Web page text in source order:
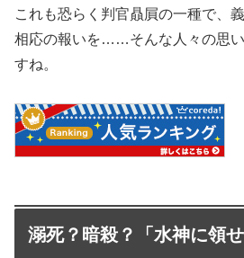
これも恐らく判官贔屓の一種で、
相応の報いを……そんな人々の思
すね。
溺死？暗殺？「水神に領